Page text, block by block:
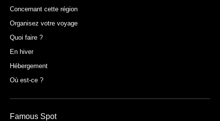
Concernant cette région
Organisez votre voyage
Quoi faire ?
En hiver
Hébergement
Où est-ce ?
Famous Spot